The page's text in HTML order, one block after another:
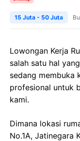
15 Juta - 50 Juta
Lowongan Kerja
salah satu hal
sedang membuka
profesional untuk
kami.
Dimana lokasi
No.1A, Jatinegara